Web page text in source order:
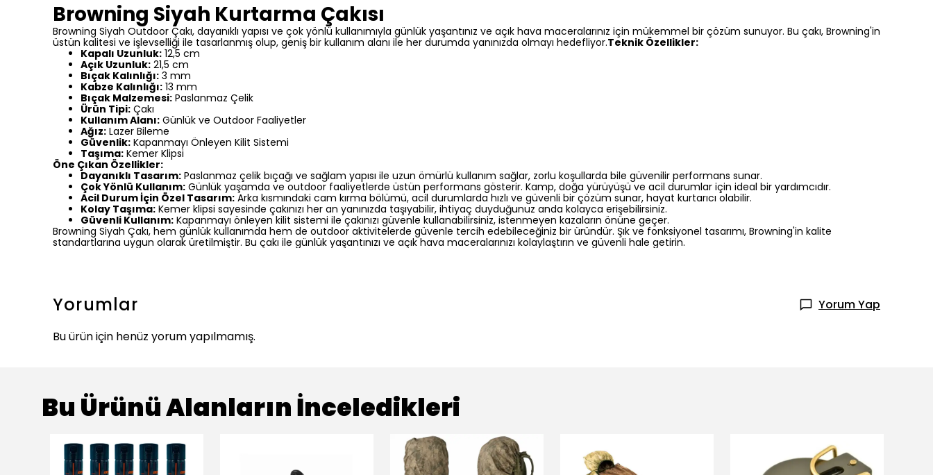
Browning Siyah Kurtarma Çakısı
Browning Siyah Outdoor Çakı, dayanıklı yapısı ve çok yönlü kullanımıyla günlük yaşantınız ve açık hava maceralarınız için mükemmel bir çözüm sunuyor. Bu çakı, Browning'in
üstün kalitesi ve işlevselliği ile tasarlanmış olup, geniş bir kullanım alanı ile her durumda yanınızda olmayı hedefliyor.Teknik Özellikler:
Kapalı Uzunluk: 12,5 cm
Açık Uzunluk: 21,5 cm
Bıçak Kalınlığı: 3 mm
Kabze Kalınlığı: 13 mm
Bıçak Malzemesi: Paslanmaz Çelik
Ürün Tipi: Çakı
Kullanım Alanı: Günlük ve Outdoor Faaliyetler
Ağız: Lazer Bileme
Güvenlik: Kapanmayı Önleyen Kilit Sistemi
Taşıma: Kemer Klipsi
Öne Çıkan Özellikler:
Dayanıklı Tasarım: Paslanmaz çelik bıçağı ve sağlam yapısı ile uzun ömürlü kullanım sağlar, zorlu koşullarda bile güvenilir performans sunar.
Çok Yönlü Kullanım: Günlük yaşamda ve outdoor faaliyetlerde üstün performans gösterir. Kamp, doğa yürüyüşü ve acil durumlar için ideal bir yardımcıdır.
Acil Durum İçin Özel Tasarım: Arka kısmındaki cam kırma bölümü, acil durumlarda hızlı ve güvenli bir çözüm sunar, hayat kurtarıcı olabilir.
Kolay Taşıma: Kemer klipsi sayesinde çakınızı her an yanınızda taşıyabilir, ihtiyaç duyduğunuz anda kolayca erişebilirsiniz.
Güvenli Kullanım: Kapanmayı önleyen kilit sistemi ile çakınızı güvenle kullanabilirsiniz, istenmeyen kazaların önüne geçer.
Browning Siyah Çakı, hem günlük kullanımda hem de outdoor aktivitelerde güvenle tercih edebileceğiniz bir üründür. Şık ve fonksiyonel tasarımı, Browning'in kalite
standartlarına uygun olarak üretilmiştir. Bu çakı ile günlük yaşantınızı ve açık hava maceralarınızı kolaylaştırın ve güvenli hale getirin.
Yorumlar
Yorum Yap
Bu ürün için henüz yorum yapılmamış.
Bu Ürünü Alanların İnceledikleri